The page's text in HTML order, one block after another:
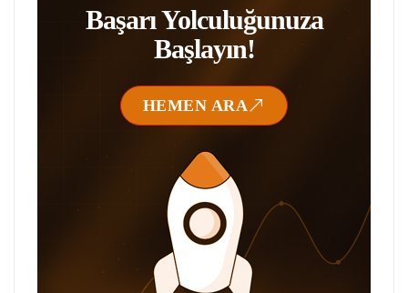
Başarı Yolculuğunuza
Başlayın!
HEMEN ARA